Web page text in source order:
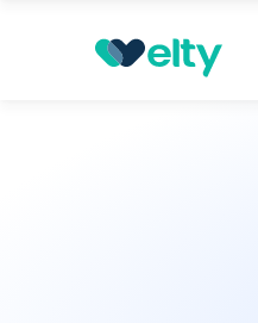
Prenota visita